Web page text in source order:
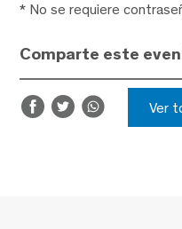
* No se requiere
Comparte este
Ver